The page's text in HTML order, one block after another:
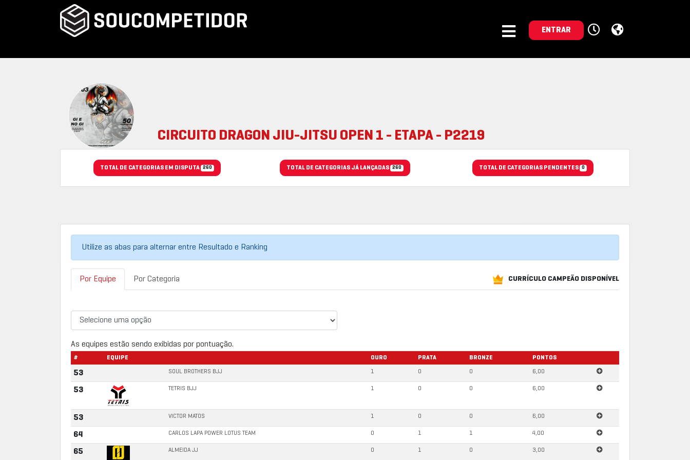
ENTRAR
CIRCUITO DRAGON JIU-JITSU OPEN 1 - ETAPA - P2219
TOTAL DE CATEGORIAS EM DISPUTA 260 TOTAL DE CATEGORIAS JÁ LANÇADAS 260 TOTAL DE CATEGORIAS PENDENTES 0
Utilize as abas para alternar entre Resultado e Ranking
Por Equipe Por Categoria CURRÍCULO CAMPEÃO DISPONÍVEL
As equipes estão sendo exibidas por pontuação.
# EQUIPE OURO PRATA BRONZE PONTOS
53 SOUL BROTHERS BJJ 1 0 0 6,00
53 TETRIS BJJ 1 0 0 6,00
53 VICTOR MATOS 1 0 0 6,00
64 CARLOS LAPA POWER LOTUS TEAM 0 1 1 4,00
65 ALMEIDA JJ 0 1 0 3,00